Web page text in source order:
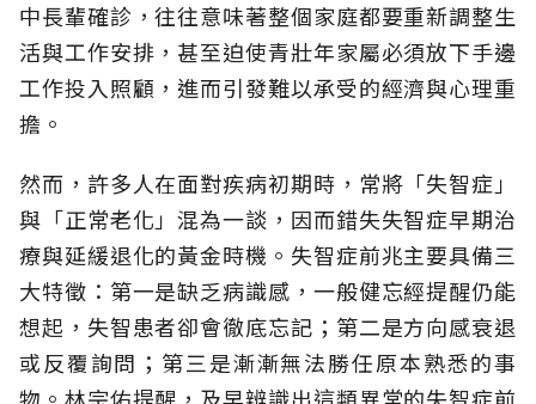
中長輩確診，往往意味著整個家庭都要重新調整生
活與工作安排，甚至迫使青壯年家屬必須放下手邊
工作投入照顧，進而引發難以承受的經濟與心理重
擔。
然而，許多人在面對疾病初期時，常將「失智症」
與「正常老化」混為一談，因而錯失失智症早期治
療與延緩退化的黃金時機。失智症前兆主要具備三
大特徵：第一是缺乏病識感，一般健忘經提醒仍能
想起，失智患者卻會徹底忘記；第二是方向感衰退
或反覆詢問；第三是漸漸無法勝任原本熟悉的事